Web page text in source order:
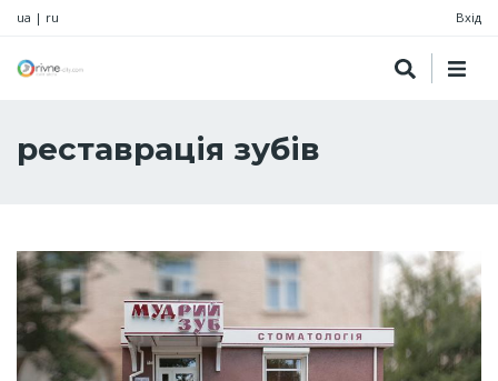
ua | ru Вхід
реставрація зубів